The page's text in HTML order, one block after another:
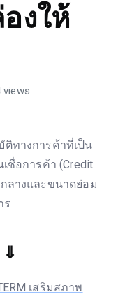
งให้
views
ติทางการค้าที่เป็น
ชื่อการค้า (Credit
ลางและขนาดย่อม
ร
⇓
เสริมสภาพ